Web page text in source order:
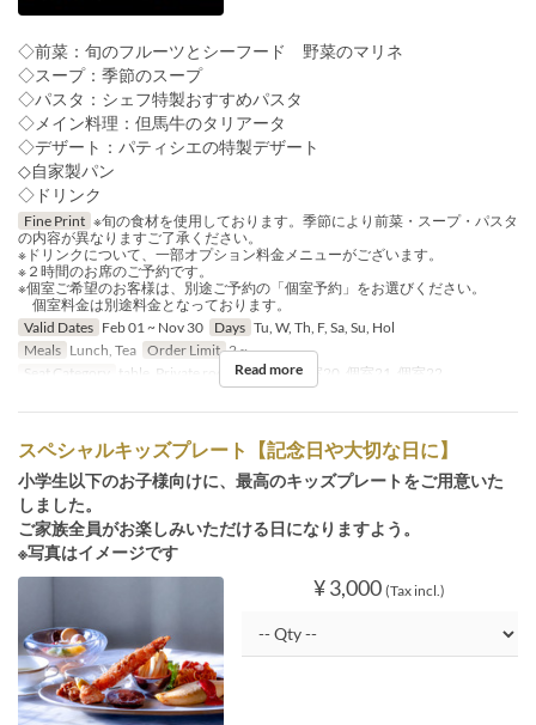
◇前菜：旬のフルーツとシーフード 野菜のマリネ
◇スープ：季節のスープ
◇パスタ：シェフ特製おすすめパスタ
◇メイン料理：但馬牛のタリアータ
◇デザート：パティシエの特製デザート
◇自家製パン
◇ドリンク
Fine Print ※旬の食材を使用しております。季節により前菜・スープ・パスタ
の内容が異なりますご了承ください。
※ドリンクについて、一部オプション料金メニューがございます。
※２時間のお席のご予約です。
※個室ご希望のお客様は、別途ご予約の「個室予約」をお選びください。
個室料金は別途料金となっております。
Valid Dates Feb 01 ~ Nov 30 Days Tu, W, Th, F, Sa, Su, Hol
Meals Lunch, Tea Order Limit 2 ~
Seat Category
table, Private room, 個室19, 個室20, 個室21, 個室22
Read more
スペシャルキッズプレート【記念日や大切な日に】
小学生以下のお子様向けに、最高のキッズプレートをご用意いた
しました。
ご家族全員がお楽しみいただける日になりますよう。
※写真はイメージです
¥ 3,000 (Tax incl.)